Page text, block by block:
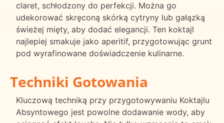
claret, schłodzony do perfekcji. Można go
udekorować skręconą skórką cytryny lub gałązką
świeżej mięty, aby dodać elegancji. Ten koktajl
najlepiej smakuje jako aperitif, przygotowując grunt
pod wyrafinowane doświadczenie kulinarne.
Techniki Gotowania
Kluczową techniką przy przygotowywaniu Koktajlu
Absyntowego jest powolne dodawanie wody, aby